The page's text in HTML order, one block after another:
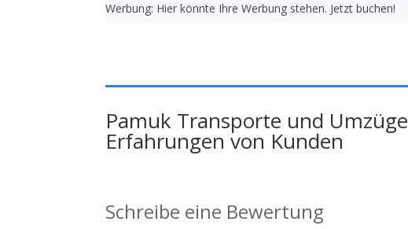
Werbung: Hier könnte Ihre Werbung stehen. Jetzt buchen!
Pamuk Transporte und Umzüge
Erfahrungen von Kunden
Schreibe eine Bewertung